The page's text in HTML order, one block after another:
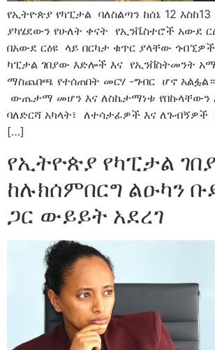
የኢትዮጵያ የካፒታል ባለስልጣን ከሰኔ 12 እስከ13
ያካሄደውን የሁለት ቀናት የኢንቬስተሮች አውደ
በአውደ ርዕዩ ላይ በርካታ ቁጥር ያላቸው
ካፒታል ገበያው እድሎች እና የኢንቨስትመንት
ማስጨበጫ የተሰጠበት መርሃ -ግብር ሆኖ
ውጤታማ መሆን እና ለስኬታማነቱ የበኩላቸውን
ባለድርሻ አካላት፣ ለተሳታፊዎች እና
[…]
የኢትዮጵያ የካፒታል
ከሉክሰምበርግ ልዑካን
ጋር ውይይት አደረገ